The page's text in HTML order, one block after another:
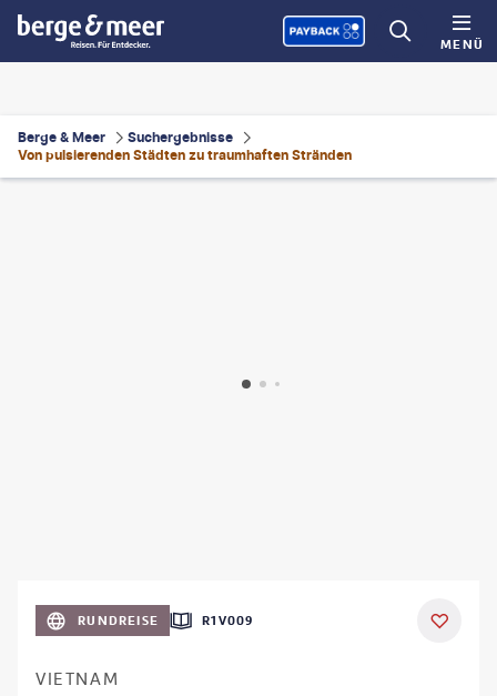
MENÜ
Berge & Meer
Suchergebnisse
Von pulsierenden Städten zu traumhaften Stränden
RUNDREISE R1V009
VIETNAM